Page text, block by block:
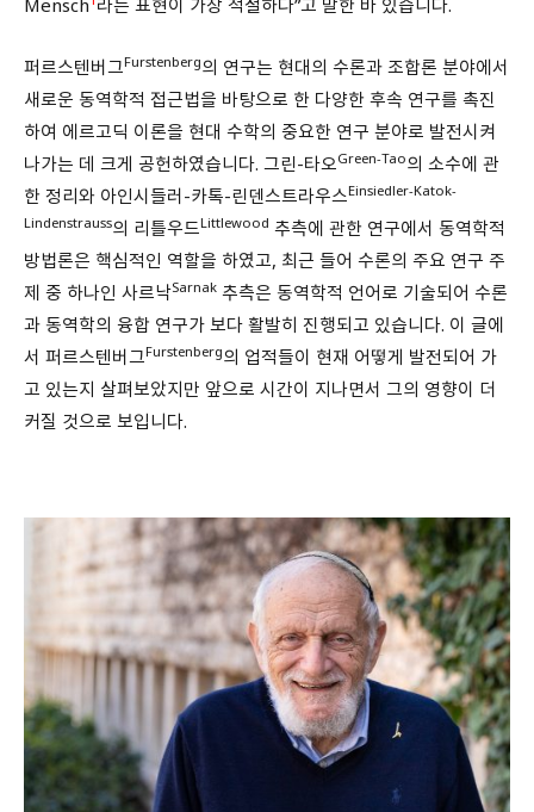
퍼르스텐버그Furstenberg의 연구는 현대의 수론과 조합론 분야에서
새로운 동역학적 접근법을 바탕으로 한 다양한 후속 연구를 촉진
하여 에르고딕 이론을 현대 수학의 중요한 연구 분야로 발전시켜
나가는 데 크게 공헌하였습니다. 그린-타오Green-Tao의 소수에 관
한 정리와 아인시들러-카톡-린덴스트라우스Einsiedler-Katok-
Lindenstrauss의 리틀우드Littlewood 추측에 관한 연구에서 동역학적
방법론은 핵심적인 역할을 하였고, 최근 들어 수론의 주요 연구 주
제 중 하나인 사르낙Sarnak 추측은 동역학적 언어로 기술되어 수론
과 동역학의 융합 연구가 보다 활발히 진행되고 있습니다. 이 글에
서 퍼르스텐버그Furstenberg의 업적들이 현재 어떻게 발전되어 가
고 있는지 살펴보았지만 앞으로 시간이 지나면서 그의 영향이 더
커질 것으로 보입니다.